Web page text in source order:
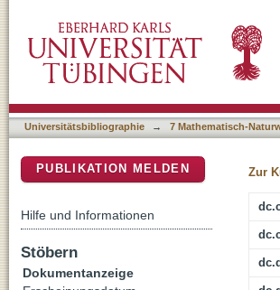
Typhimurium wbaP Mutant
Universitätsbibliographie → 7 Mathematisch-
Zur
PUBLIKATION MELDEN
Hilfe und Informationen
Stöbern
Dokumentanzeige